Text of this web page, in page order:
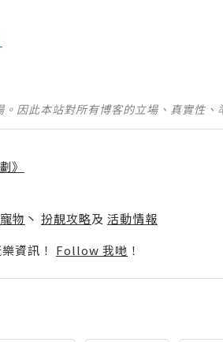
因此本站對所有博客的立場、真實性、
》
寵物 丶 扮靚攻略及 活動情報
資訊！ Follow 我哋 ！